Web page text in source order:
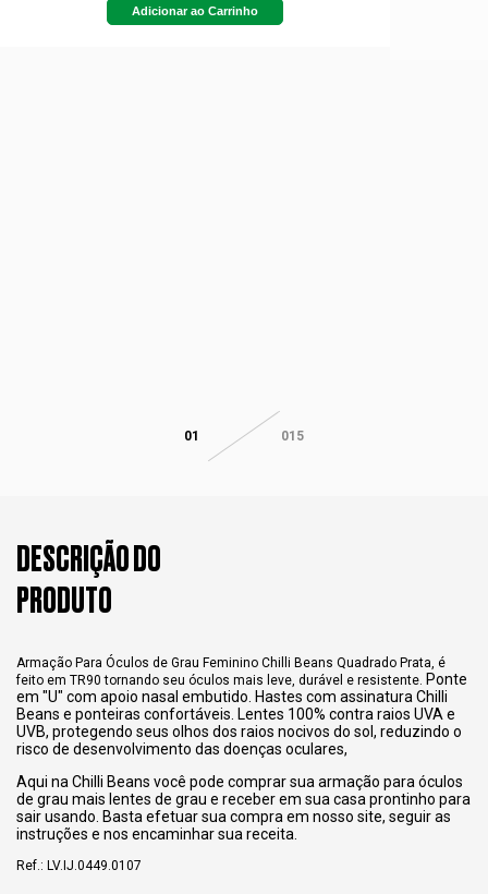
Adicionar ao Carrinho
01 015
DESCRIÇÃO DO
PRODUTO
Armação Para Óculos de Grau Feminino Chilli Beans Quadrado Prata, é
feito em TR90 tornando seu óculos mais leve, durável e resistente. Ponte
em "U" com apoio nasal embutido. Hastes com assinatura Chilli
Beans e ponteiras confortáveis. Lentes 100% contra raios UVA e
UVB, protegendo seus olhos dos raios nocivos do sol, reduzindo o
risco de desenvolvimento das doenças oculares,
Aqui na Chilli Beans você pode comprar sua armação para óculos
de grau mais lentes de grau e receber em sua casa prontinho para
sair usando. Basta efetuar sua compra em nosso site, seguir as
instruções e nos encaminhar sua receita.
Ref.: LV.IJ.0449.0107